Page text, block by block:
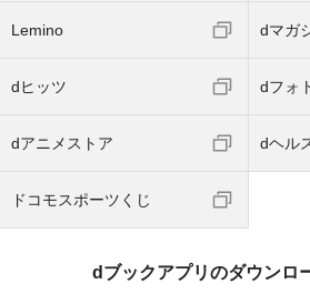
Lemino dマガ
dヒッツ dフォ
dアニメストア dヘル
ドコモスポーツくじ
dブックアプリのダウンロ